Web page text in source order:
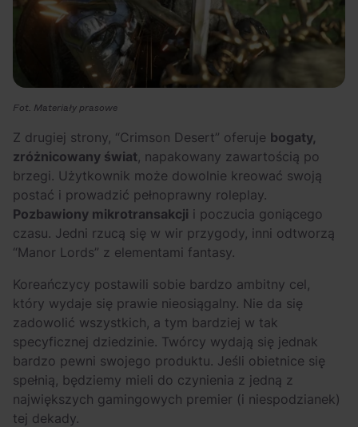
Fot. Materiały prasowe
Z drugiej strony, “Crimson Desert” oferuje bogaty,
zróżnicowany świat , napakowany zawartością po
brzegi. Użytkownik może dowolnie kreować swoją
postać i prowadzić pełnoprawny roleplay.
Pozbawiony mikrotransakcji i poczucia goniącego
czasu. Jedni rzucą się w wir przygody, inni odtworzą
“Manor Lords” z elementami fantasy.
Koreańczycy postawili sobie bardzo ambitny cel,
który wydaje się prawie nieosiągalny. Nie da się
zadowolić wszystkich, a tym bardziej w tak
specyficznej dziedzinie. Twórcy wydają się jednak
bardzo pewni swojego produktu. Jeśli obietnice się
spełnią, będziemy mieli do czynienia z jedną z
największych gamingowych premier (i niespodzianek)
tej dekady.